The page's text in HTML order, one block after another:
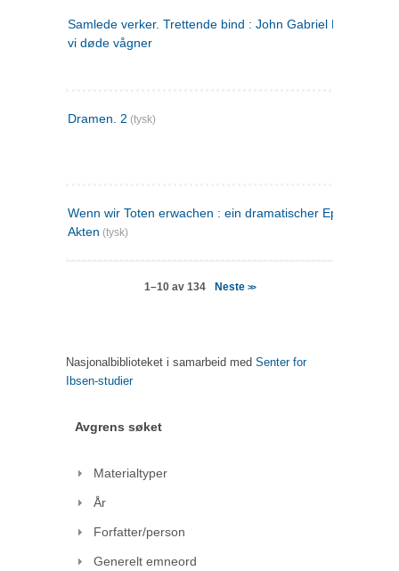
Samlede verker. Trettende bind : John Gabriel Borkman ;
vi døde vågner
Dramen. 2 (tysk)
Wenn wir Toten erwachen : ein dramatischer Epilog in drei
Akten (tysk)
1–10 av 134 Neste >>
Nasjonalbiblioteket i samarbeid med Senter for
Ibsen-studier
Avgrens søket
Materialtyper
År
Forfatter/person
Generelt emneord